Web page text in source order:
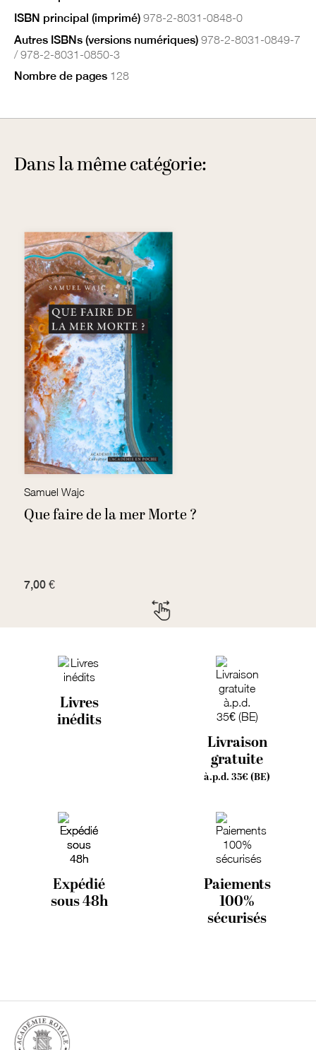
ISBN principal (imprimé) 978-2-8031-0848-0
Autres ISBNs (versions numériques) 978-2-8031-0849-7
/ 978-2-8031-0850-3
Nombre de pages 128
Dans la même catégorie:
Samuel Wajc
Que faire de la mer Morte ?
7,00 €
Livres
inédits
Livraison
gratuite
à.p.d. 35€ (BE)
Expédié
sous 48h
Paiements
100%
sécurisés